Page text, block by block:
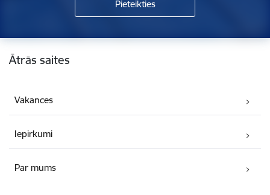
Kājene
Ātrās saites
Vakances
Iepirkumi
Par mums